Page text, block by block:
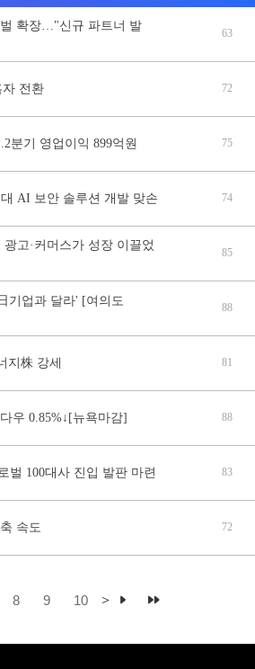
확장…"신규 파트너 발
63
전환 72
분기 영업이익 899억원 75
AI 보안 솔루션 개발 맞손 74
고·커머스가 성장 이끌었
85
기업과 달라' [여의도
88
지株 강세 81
우 0.85%↓[뉴욕마감] 88
벌 100대사 진입 발판 마련 83
속도 72
8 9 10 >